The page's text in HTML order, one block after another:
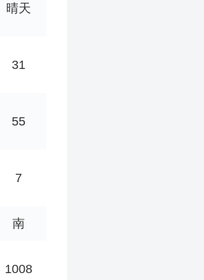
晴天
31
55
7
南
1008